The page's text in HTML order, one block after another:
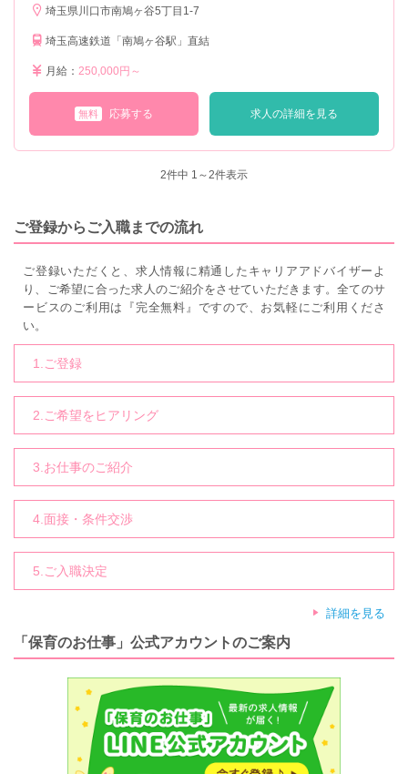
埼玉県川口市南鳩ヶ谷5丁目1-7
埼玉高速鉄道「南鳩ヶ谷駅」直結
月給： 250,000円～
無料 応募する 求人の詳細を見る
2件中 1～2件表示
ご登録からご入職までの流れ
ご登録いただくと、求人情報に精通したキャリアアドバイザーよ
り、ご希望に合った求人のご紹介をさせていただきます。全てのサ
ービスのご利用は『完全無料』ですので、お気軽にご利用くださ
い。
1.ご登録
2.ご希望をヒアリング
3.お仕事のご紹介
4.面接・条件交渉
5.ご入職決定
詳細を見る
「保育のお仕事」公式アカウントのご案内